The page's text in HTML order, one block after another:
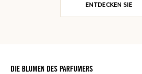
ENTDECKEN SIE
DIE BLUMEN DES PARFUMERS